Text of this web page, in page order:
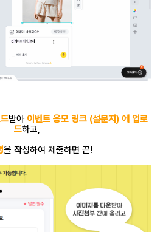
받아 이벤트 응모 링크 (설문지) 에 업로
드하고,
을 작성하여 제출하면 끝!